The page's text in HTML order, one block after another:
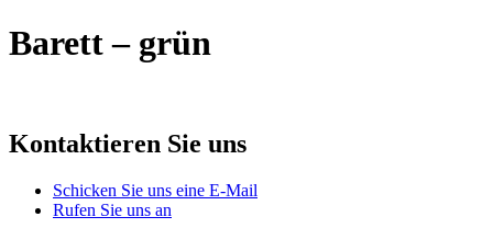
Barett – grün
Kontaktieren Sie uns
Schicken Sie uns eine E-Mail
Rufen Sie uns an